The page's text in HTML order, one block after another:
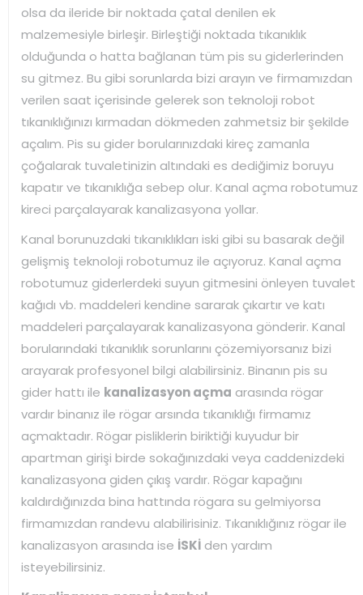
olsa da ileride bir noktada çatal denilen ek
malzemesiyle birleşir. Birleştiği noktada tıkanıklık
olduğunda o hatta bağlanan tüm pis su giderlerinden
su gitmez. Bu gibi sorunlarda bizi arayın ve firmamızdan
verilen saat içerisinde gelerek son teknoloji robot
tıkanıklığınızı kırmadan dökmeden zahmetsiz bir şekilde
açalım. Pis su gider borularınızdaki kireç zamanla
çoğalarak tuvaletinizin altındaki es dediğimiz boruyu
kapatır ve tıkanıklığa sebep olur. Kanal açma robotumuz
kireci parçalayarak kanalizasyona yollar.
Kanal borunuzdaki tıkanıklıkları iski gibi su basarak değil
gelişmiş teknoloji robotumuz ile açıyoruz. Kanal açma
robotumuz giderlerdeki suyun gitmesini önleyen tuvalet
kağıdı vb. maddeleri kendine sararak çıkartır ve katı
maddeleri parçalayarak kanalizasyona gönderir. Kanal
borularındaki tıkanıklık sorunlarını çözemiyorsanız bizi
arayarak profesyonel bilgi alabilirsiniz. Binanın pis su
gider hattı ile kanalizasyon açma arasında rögar
vardır binanız ile rögar arsında tıkanıklığı firmamız
açmaktadır. Rögar pisliklerin biriktiği kuyudur bir
apartman girişi birde sokağınızdaki veya caddenizdeki
kanalizasyona giden çıkış vardır. Rögar kapağını
kaldırdığınızda bina hattında rögara su gelmiyorsa
firmamızdan randevu alabilirisiniz. Tıkanıklığınız rögar ile
kanalizasyon arasında ise İSKİ den yardım
isteyebilirsiniz.